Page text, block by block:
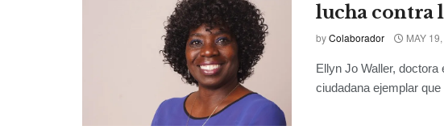
lucha contra
byColaborador MAY
Ellyn Jo Waller,
ciudadana ejemplar